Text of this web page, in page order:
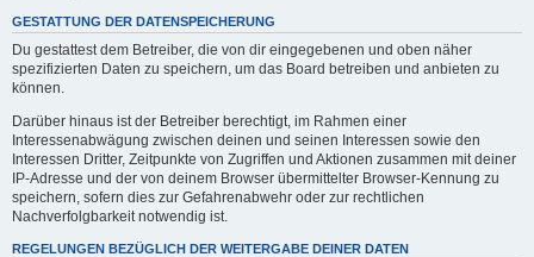
GESTATTUNG DER DATENSPEICHERUNG
Du gestattest dem Betreiber, die von dir eingegebenen und oben näher
spezifizierten Daten zu speichern, um das Board betreiben und anbieten zu
können.
Darüber hinaus ist der Betreiber berechtigt, im Rahmen einer
Interessenabwägung zwischen deinen und seinen Interessen sowie den
Interessen Dritter, Zeitpunkte von Zugriffen und Aktionen zusammen mit deiner
IP-Adresse und der von deinem Browser übermittelter Browser-Kennung zu
speichern, sofern dies zur Gefahrenabwehr oder zur rechtlichen
Nachverfolgbarkeit notwendig ist.
REGELUNGEN BEZÜGLICH DER WEITERGABE DEINER DATEN